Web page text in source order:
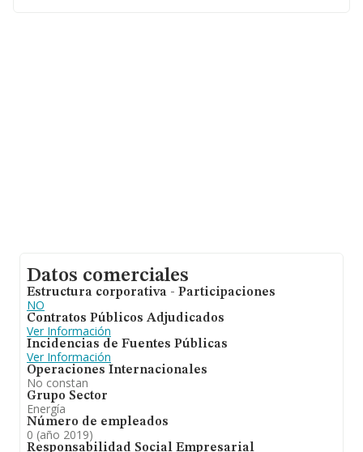
Datos comerciales
Estructura corporativa - Participaciones
NO
Contratos Públicos Adjudicados
Ver Información
Incidencias de Fuentes Públicas
Ver Información
Operaciones Internacionales
No constan
Grupo Sector
Energía
Número de empleados
0 (año 2019)
Responsabilidad Social Empresarial